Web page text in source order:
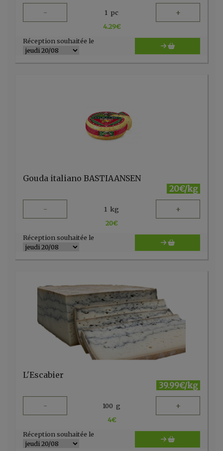
- 1 pc +
4.29€
Réception souhaitée le
Gouda italiano BASTIAANSEN
20€/kg
- 1 kg +
20€
Réception souhaitée le
L'Escabier
39.99€/kg
- 100 g +
4€
Réception souhaitée le